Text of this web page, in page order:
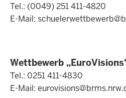
Tel.: (0049) 251 411-4820
E-Mail:
Wettbewerb
Tel.: 0251 411-4830
E-Mail: